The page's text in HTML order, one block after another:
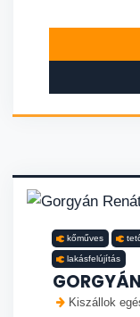
kőműves
lakásfelújítás
Kiszállok